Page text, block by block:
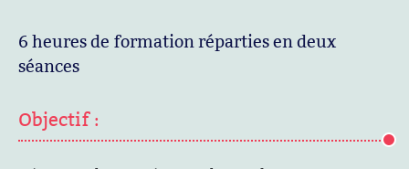
6 heures de formation réparties en deux
séances
Objectif :